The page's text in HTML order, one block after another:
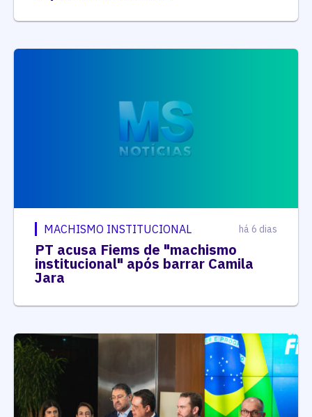
MACHISMO INSTITUCIONAL há 6 dias
PT acusa Fiems de "machismo
institucional" após barrar Camila
Jara